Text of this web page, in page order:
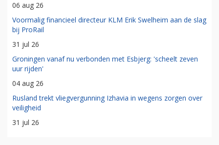
06 aug 26
Voormalig financieel directeur KLM Erik Swelheim aan de slag
bij ProRail
31 jul 26
Groningen vanaf nu verbonden met Esbjerg: 'scheelt zeven
uur rijden'
04 aug 26
Rusland trekt vliegvergunning Izhavia in wegens zorgen over
veiligheid
31 jul 26